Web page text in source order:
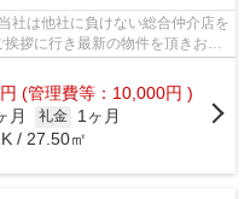
社は他社に負けない総合仲介店を
拶に行き最新の物件を頂きお客
円 (管理費等：10,000円 )
月 礼金
1ヶ月
/ 27.50㎡